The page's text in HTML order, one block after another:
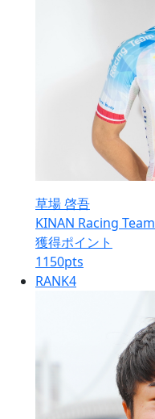
草場 啓吾
KINAN Racing Team
獲得ポイント
1150pts
RANK4